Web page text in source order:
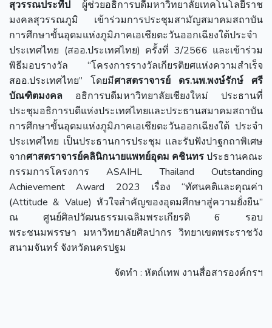
สุวรรณประทีป ผู้ช่วยอธิการบดีมหาวิทยาลัยเทคโนโลยีราช
มงคลสุวรรณภูมิ เข้าร่วมการประชุมสามัญสมาคมสถาบัน
การศึกษาขั้นอุดมแห่งภูมิภาคเอเชียตะวันออกเฉียงใต้ประจำ
ประเทศไทย (สออ.ประเทศไทย) ครั้งที่ 3/2566 และเข้าร่วม
พิธีมอบรางวัล “โครงการรางวัลเกียรติยศแห่งความสำเร็จ
สออ.ประเทศไทย” โดยมีศาสตราจารย์ ดร.นพ.พงษ์รักษ์ ศรี
บัณฑิตมงคล อธิการบดีมหาวิทยาลัยเชียงใหม่ ประธานที่
ประชุมอธิการบดีแห่งประเทศไทยและประธานสมาคมสถาบัน
การศึกษาขั้นอุดมแห่งภูมิภาคเอเชียตะวันออกเฉียงใต้ ประจำ
ประเทศไทย เป็นประธานการประชุม และรับฟังปาฐกถาพิเศษ
จากศาสตราจารย์คลินิกนายแพทย์อุดม คชินทรประธานคณะ
กรรมการโครงการ ASAIHL Thailand Outstanding
Achievement Award 2023 เรื่อง “ทัศนคติและคุณค่า
(Attitude & Value) หัวใจสำคัญของอุดมศึกษาสู่ความยั่งยืน”
ณ ศูนย์ศิลปวัฒนธรรมเฉลิมพระเกียรติ 6 รอบ
พระชนมพรรษา มหาวิทยาลัยศิลปากร วิทยาเขตพระราชวัง
สนามจันทร์ จังหวัดนครปฐม
จัดทำ : หัตถ์เทพ งานสื่อสารองค์กรฯ